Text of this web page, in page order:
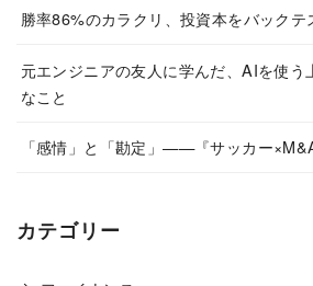
勝率86%のカラクリ、投資本をバックテ
元エンジニアの友人に学んだ、AIを使う
なこと
「感情」と「勘定」——『サッカー
カテゴリー